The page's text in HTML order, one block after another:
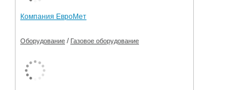
Компания ЕвроМет
Оборудование / Газовое оборудование